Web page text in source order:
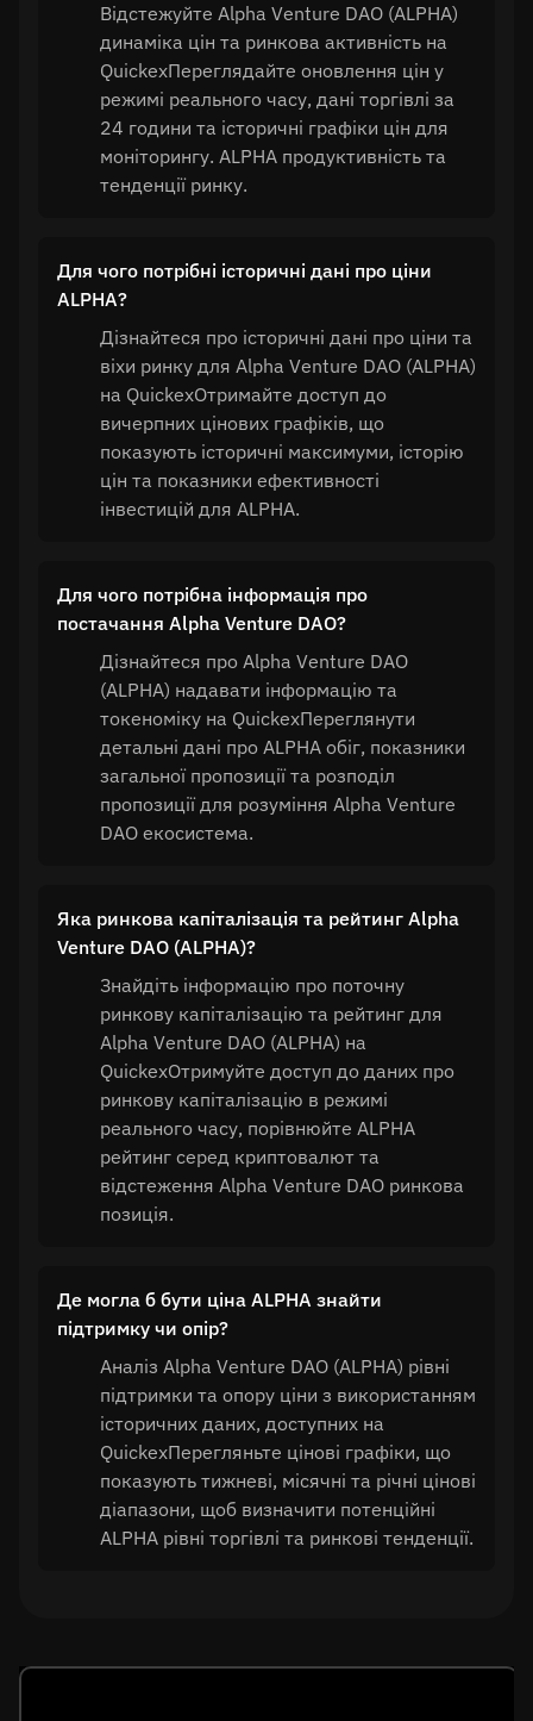
Відстежуйте Alpha Venture DAO (ALPHA)
динаміка цін та ринкова активність на
QuickexПереглядайте оновлення цін у
режимі реального часу, дані торгівлі за
24 години та історичні графіки цін для
моніторингу. ALPHA продуктивність та
тенденції ринку.
Для чого потрібні історичні дані про ціни
ALPHA?
Дізнайтеся про історичні дані про ціни та
віхи ринку для Alpha Venture DAO (ALPHA)
на QuickexОтримайте доступ до
вичерпних цінових графіків, що
показують історичні максимуми, історію
цін та показники ефективності
інвестицій для ALPHA.
Для чого потрібна інформація про
постачання Alpha Venture DAO?
Дізнайтеся про Alpha Venture DAO
(ALPHA) надавати інформацію та
токеноміку на QuickexПереглянути
детальні дані про ALPHA обіг, показники
загальної пропозиції та розподіл
пропозиції для розуміння Alpha Venture
DAO екосистема.
Яка ринкова капіталізація та рейтинг Alpha
Venture DAO (ALPHA)?
Знайдіть інформацію про поточну
ринкову капіталізацію та рейтинг для
Alpha Venture DAO (ALPHA) на
QuickexОтримуйте доступ до даних про
ринкову капіталізацію в режимі
реального часу, порівнюйте ALPHA
рейтинг серед криптовалют та
відстеження Alpha Venture DAO ринкова
позиція.
Де могла б бути ціна ALPHA знайти
підтримку чи опір?
Аналіз Alpha Venture DAO (ALPHA) рівні
підтримки та опору ціни з використанням
історичних даних, доступних на
QuickexПерегляньте цінові графіки, що
показують тижневі, місячні та річні цінові
діапазони, щоб визначити потенційні
ALPHA рівні торгівлі та ринкові тенденції.